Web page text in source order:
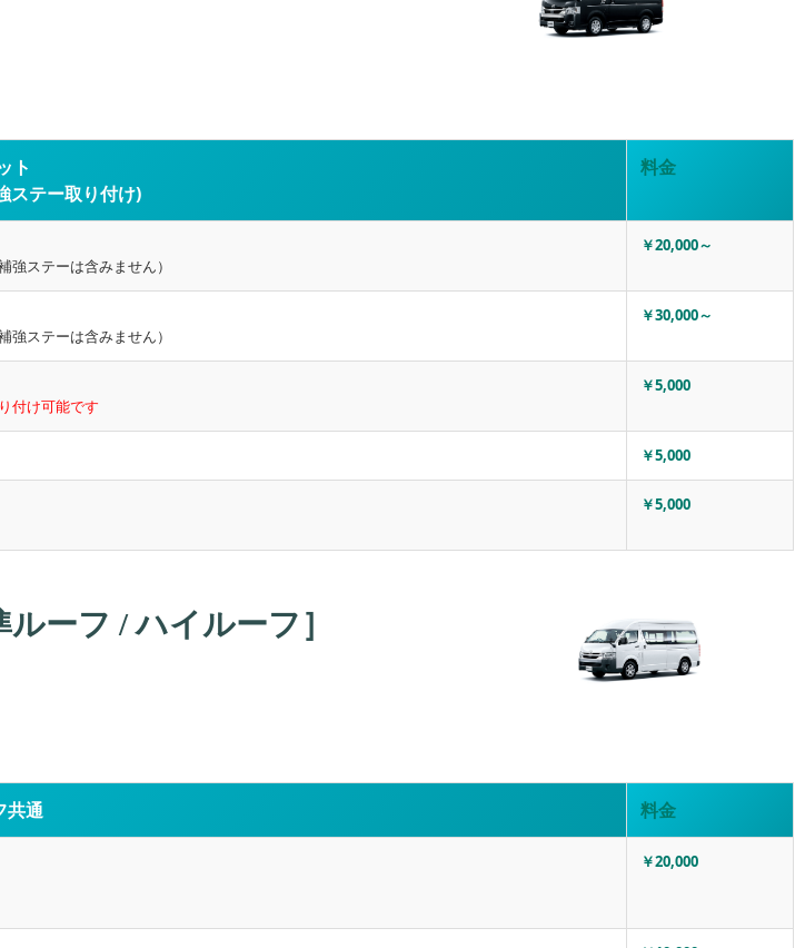
ト
ステー取り付け)
料金
ステーは含みません）
￥20,000～
ステーは含みません）
￥30,000～
付け可能です
￥5,000
￥5,000
￥5,000
ーフ / ハイルーフ］
共通 料金
￥20,000